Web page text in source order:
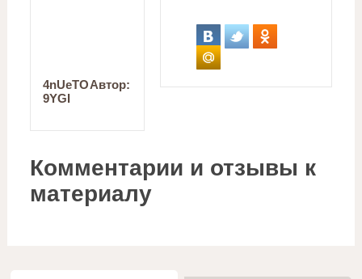
Автор:
4nUeTO
9YGI
Комментарии и отзывы к
материалу